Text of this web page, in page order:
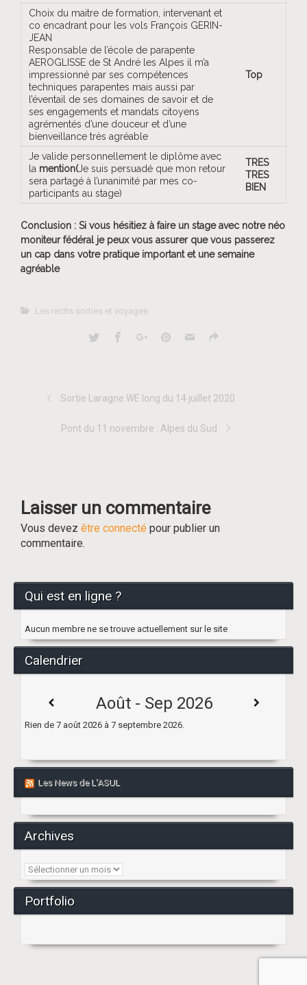
Choix du maitre de formation, intervenant et
co encadrant pour les vols François GERIN-
JEAN
Responsable de l’école de parapente
AEROGLISSE de St André les Alpes il m’a
impressionné par ses compétences
techniques parapentes mais aussi par
l’éventail de ses domaines de savoir et de
ses engagements et mandats citoyens
agrémentés d’une douceur et d’une
bienveillance très agréable
Top
Je valide personnellement le diplôme avec
la mention(Je suis persuadé que mon retour
sera partagé à l’unanimité par mes co-
participants au stage)
TRES
TRES
BIEN
Conclusion : Si vous hésitiez à faire un stage avec notre néo
moniteur fédéral je peux vous assurer que vous passerez
un cap dans votre pratique important et une semaine
agréable
Les recits sorties et voyages
Sortie Laragne WE long du 14 juillet 2020
Pont du 11 novembre : Alpes du Sud
Laisser un commentaire
Vous devez être connecté pour publier un
commentaire.
Qui est en ligne ?
Aucun membre ne se trouve actuellement sur le site
Calendrier
Août - Sep 2026
Rien de 7 août 2026 à 7 septembre 2026.
Les News de L’ASUL
Archives
Archives
Portfolio